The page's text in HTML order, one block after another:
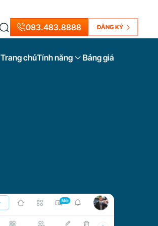
083.483.8888 ĐĂNG KÝ
Trang chủTính năng Bảng giá